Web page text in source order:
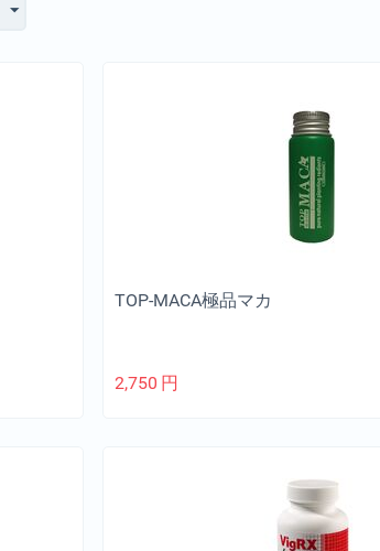
TOP-MACA極品マカ
2,750 円